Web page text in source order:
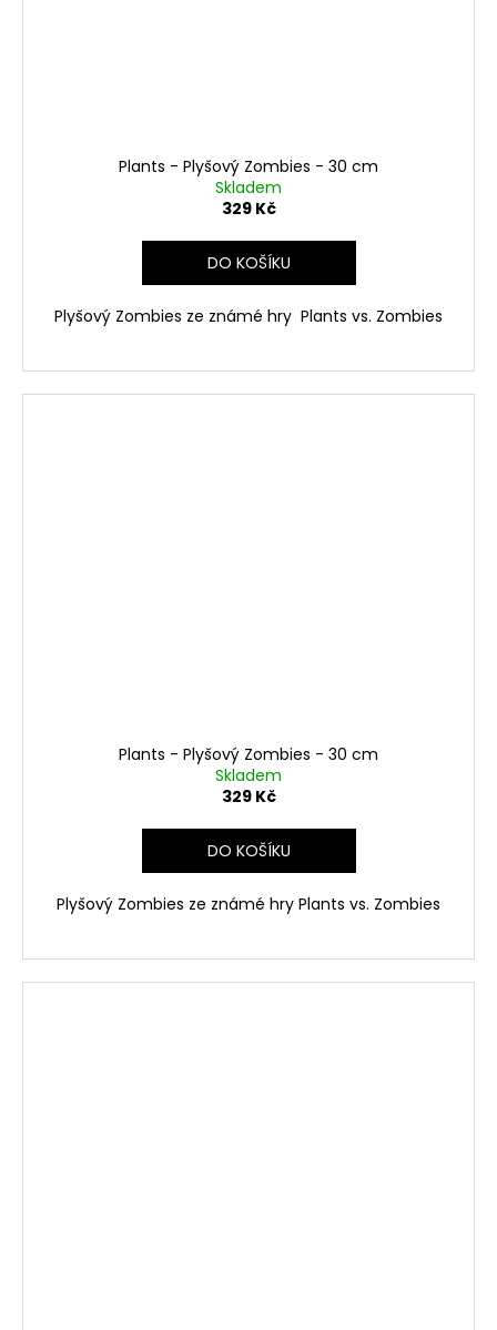
Plants - Plyšový Zombies - 30 cm
Skladem
329 Kč
DO KOŠÍKU
Plyšový Zombies ze známé hry Plants vs. Zombies
Plants - Plyšový Zombies - 30 cm
Skladem
329 Kč
DO KOŠÍKU
Plyšový Zombies ze známé hry Plants vs. Zombies